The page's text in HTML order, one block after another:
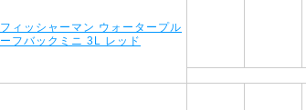
フィッシャーマン ウォータープル
ーフバックミニ 3L レッド